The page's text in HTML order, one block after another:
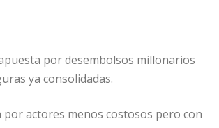
por desembolsos millonarios
ya consolidadas.
por actores menos costosos pero con